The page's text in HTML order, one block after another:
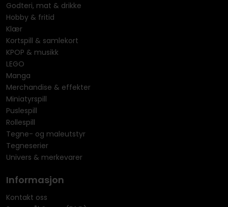
Godteri, mat & drikke
Hobby & fritid
Klær
Kortspill & samlekort
KPOP & musikk
LEGO
Manga
Merchandise & effekter
Miniatyrspill
Puslespill
Rollespill
Tegne- og maleutstyr
Tegneserier
Univers & merkevarer
Informasjon
Kontakt oss